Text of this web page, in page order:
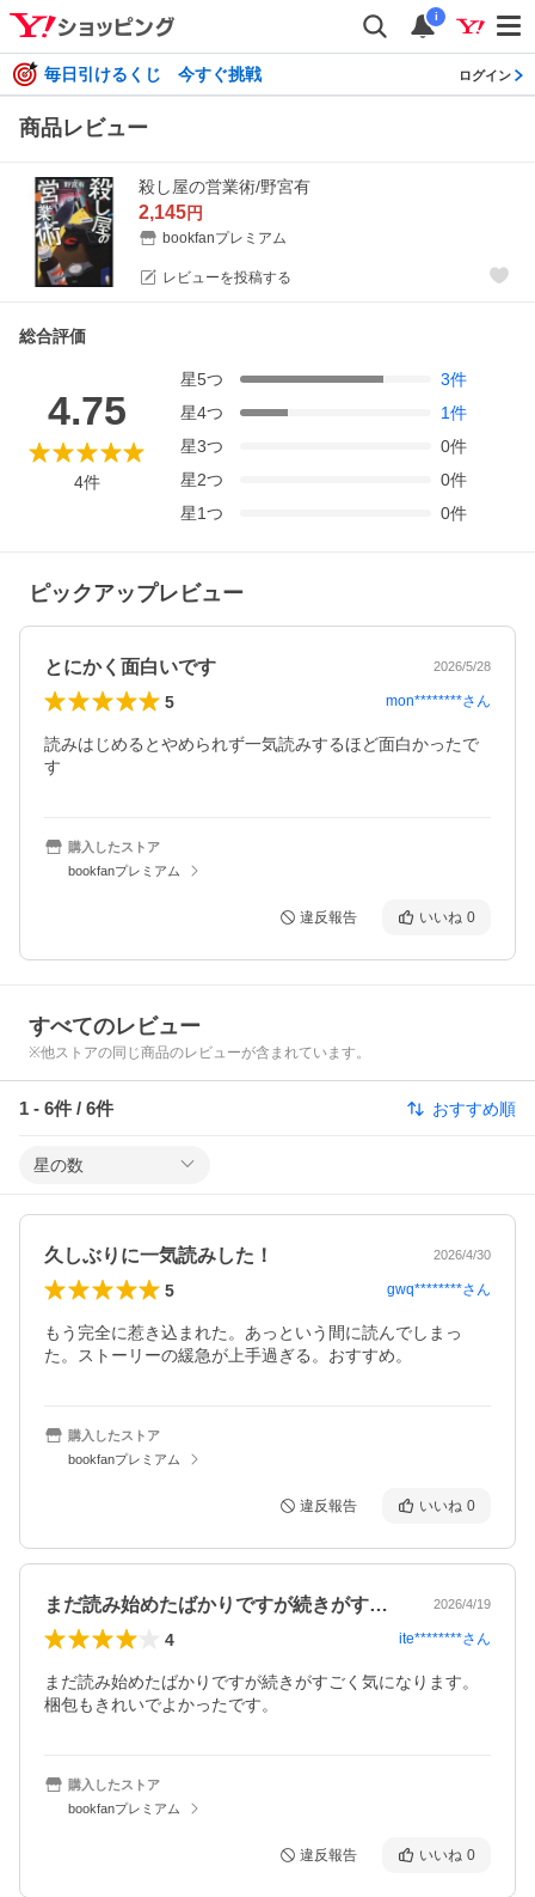
i
毎日引けるくじ 今すぐ挑戦 ログイン
商品レビュー
殺し屋の営業術/野宮有
2,145円
bookfanプレミアム
レビューを投稿する
総合評価
4.75
4件
星5つ 3件
星4つ 1件
星3つ 0件
星2つ 0件
星1つ 0件
ピックアップレビュー
とにかく面白いです 2026/5/28
5 mon********さん
読みはじめるとやめられず一気読みするほど面白かったで
す
購入したストア
bookfanプレミアム
違反報告 いいね 0
すべてのレビュー
※他ストアの同じ商品のレビューが含まれています。
1 - 6件 / 6件 おすすめ順
星の数
久しぶりに一気読みした！ 2026/4/30
5 gwq********さん
もう完全に惹き込まれた。あっという間に読んでしまっ
た。ストーリーの緩急が上手過ぎる。おすすめ。
購入したストア
bookfanプレミアム
違反報告 いいね 0
まだ読み始めたばかりですが続きがすごく… 2026/4/19
4 ite********さん
まだ読み始めたばかりですが続きがすごく気になります。
梱包もきれいでよかったです。
購入したストア
bookfanプレミアム
違反報告 いいね 0